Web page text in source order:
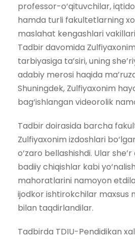
professor-o‘qituvchilar,
hamda turli fakultetlarning
maslahat kengashlari
Tadbir davomida
tarbiyasiga ta’siri, uning
adabiy merosi haqida
Shuningdek, Zulfiyaxonim
bag‘ishlangan videorolik
Tadbir doirasida barcha
Zulfiyaxonim izdoshlari
o‘zaro bellashishdi. Ular she’r
badiiy chiqishlar kabi
mahoratlarini namoyon
ijodkor ishtirokchilar maxsus
bilan taqdirlandilar.
Tadbirda TDIU-Pendidikan